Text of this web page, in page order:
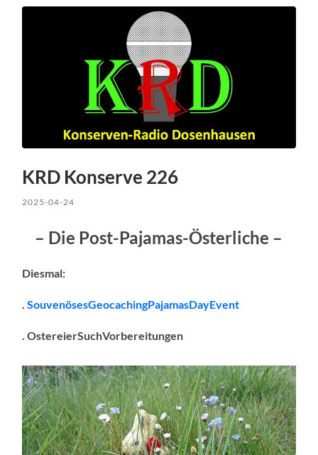
KRD Konserve 226
2025-04-24
– Die Post-Pajamas-Österliche –
Diesmal:
.SouvenösesGeocachingPajamasDayEvent
. OstereierSuchVorbereitungen